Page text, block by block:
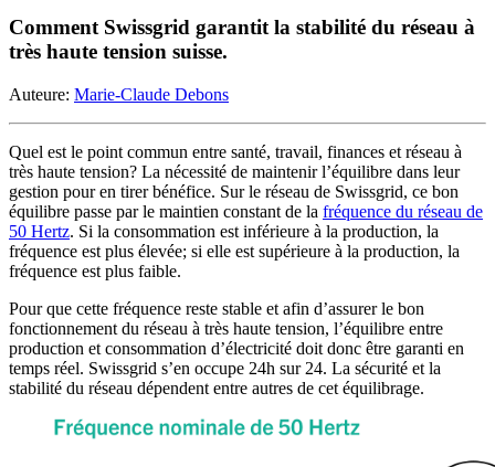
Comment Swissgrid garantit la stabilité du réseau à
très haute tension suisse.
Auteure: Marie-Claude Debons
Quel est le point commun entre santé, travail, finances et réseau à
très haute tension? La nécessité de maintenir l’équilibre dans leur
gestion pour en tirer bénéfice. Sur le réseau de Swissgrid, ce bon
équilibre passe par le maintien constant de la fréquence du réseau de
50 Hertz. Si la consommation est inférieure à la production, la
fréquence est plus élevée; si elle est supérieure à la production, la
fréquence est plus faible.
Pour que cette fréquence reste stable et afin d’assurer le bon
fonctionnement du réseau à très haute tension, l’équilibre entre
production et consommation d’électricité doit donc être garanti en
temps réel. Swissgrid s’en occupe 24h sur 24. La sécurité et la
stabilité du réseau dépendent entre autres de cet équilibrage.